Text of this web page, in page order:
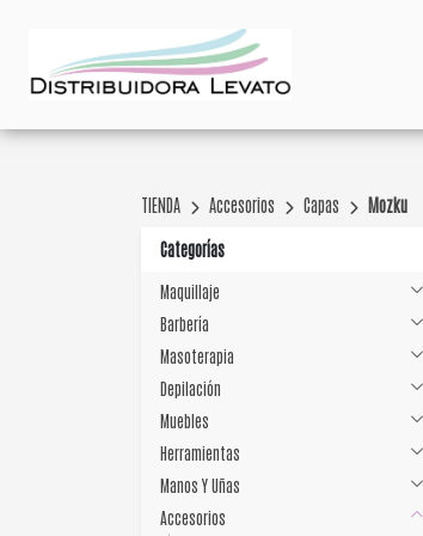
TIENDA Accesorios Capas Mozku
Categorías
Maquillaje
Barbería
Masoterapia
Depilación
Muebles
Herramientas
Manos Y Uñas
Accesorios